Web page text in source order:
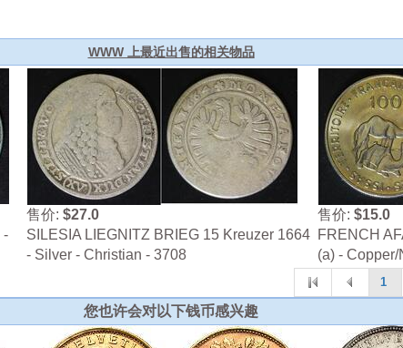
WWW 上最近出售的相关物品
-
售价:$27.0
SILESIA LIEGNITZ BRIEG 15 Kreuzer 1664
- Silver - Christian - 3708
售价: $15.0
FRENCH
(a) -
1
您也许会对以下钱币感兴趣